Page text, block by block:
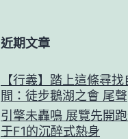
近期文章
【行義】踏上這條尋
間：徒步鵝湖之會 尾聲
引擎未轟鳴 展覽先開
于F1的沉醉式熱身